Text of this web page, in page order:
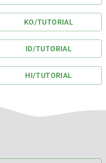
KO/TUTORIAL
ID/TUTORIAL
HI/TUTORIAL